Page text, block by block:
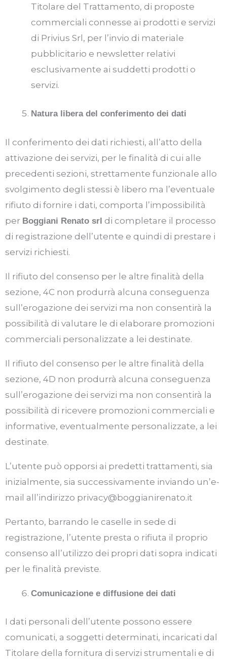
Titolare del Trattamento, di proposte
commerciali connesse ai prodotti e servizi
di Privius Srl, per l’invio di materiale
pubblicitario e newsletter relativi
esclusivamente ai suddetti prodotti o
servizi.
Natura libera del conferimento dei dati
Il conferimento dei dati richiesti, all’atto della
attivazione dei servizi, per le finalità di cui alle
precedenti sezioni, strettamente funzionale allo
svolgimento degli stessi è libero ma l’eventuale
rifiuto di fornire i dati, comporta l’impossibilità
per Boggiani Renato srl di completare il processo
di registrazione dell’utente e quindi di prestare i
servizi richiesti.
Il rifiuto del consenso per le altre finalità della
sezione, 4C non produrrà alcuna conseguenza
sull’erogazione dei servizi ma non consentirà la
possibilità di valutare le di elaborare promozioni
commerciali personalizzate a lei destinate.
Il rifiuto del consenso per le altre finalità della
sezione, 4D non produrrà alcuna conseguenza
sull’erogazione dei servizi ma non consentirà la
possibilità di ricevere promozioni commerciali e
informative, eventualmente personalizzate, a lei
destinate.
L’utente può opporsi ai predetti trattamenti, sia
inizialmente, sia successivamente inviando un’e-
mail all’indirizzo privacy@boggianirenato.it
Pertanto, barrando le caselle in sede di
registrazione, l’utente presta o rifiuta il proprio
consenso all’utilizzo dei propri dati sopra indicati
per le finalità previste.
Comunicazione e diffusione dei dati
I dati personali dell’utente possono essere
comunicati, a soggetti determinati, incaricati dal
Titolare della fornitura di servizi strumentali e di